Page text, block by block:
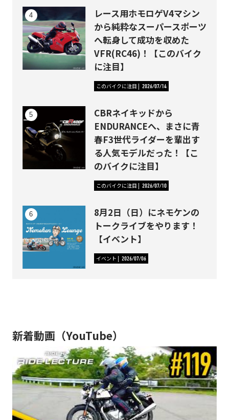
レース用ホモロゲV4マシン
から純粋なスーパースポーツ
へ転身して成功を収めた
VFR(RC46)！【このバイク
に注目】
このバイクに注目 2026/07/14
CBRネイキッドから
ENDURANCEへ、まさに青
春F3世代ライダーを輩出す
る人気モデルだった！【こ
のバイクに注目】
このバイクに注目 2026/07/10
8月2日（日）にネモケンの
トークライブをやります！
【イベント】
イベント 2026/07/06
新着動画（YouTube）